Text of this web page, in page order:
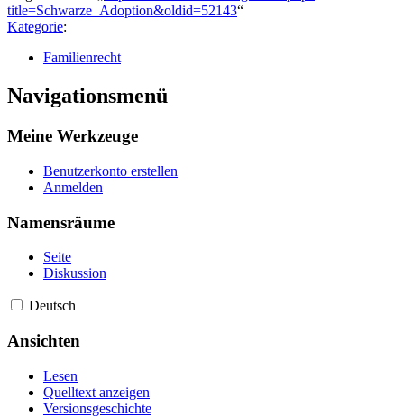
title=Schwarze_Adoption&oldid=52143“
Kategorie:
Familienrecht
Navigationsmenü
Meine Werkzeuge
Benutzerkonto erstellen
Anmelden
Namensräume
Seite
Diskussion
Deutsch
Ansichten
Lesen
Quelltext anzeigen
Versionsgeschichte